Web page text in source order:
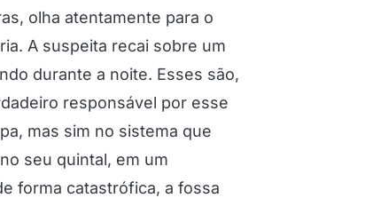
olha atentamente para o
A suspeita recai sobre um
durante a noite. Esses são,
responsável por esse
mas sim no sistema que
seu quintal, em um
forma catastrófica, a fossa